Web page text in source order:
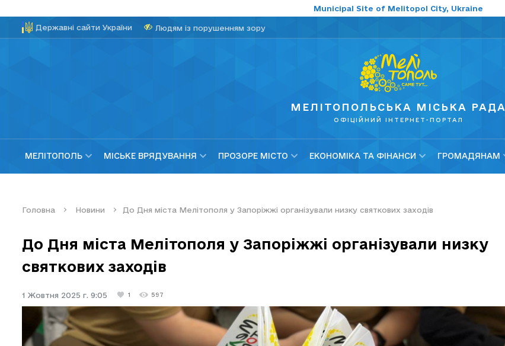
Municipal Site of Melitopol City, Ukraine
Державні сайти України Людям із порушенням зору
МЕЛІТОПОЛЬСЬКА МІСЬКА РАДА
ОФІЦІЙНИЙ ІНТЕРНЕТ-ПОРТАЛ
МЕЛІТОПОЛЬ МІСЬКЕ ВРЯДУВАННЯ ПРОЗОРЕ МІСТО ЕКОНОМІКА ТА ФІНАНСИ ГРОМАДЯНАМ
Головна Новини До Дня міста Мелітополя у Запоріжжі організували низку святкових заходів
До Дня міста Мелітополя у Запоріжжі організували низку
святкових заходів
1 Жовтня 2025 г. 9:05 1 597